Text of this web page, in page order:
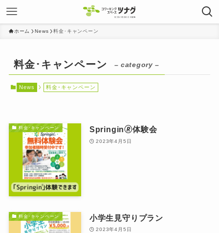
ホーム News 料金･キャンペーン
料金･キャンペーン – category –
News 料金･キャンペーン
料金･キャンペーン Springin🄬体験会
2023年4月5日
料金･キャンペーン 小学生見守りプラン
2023年4月5日